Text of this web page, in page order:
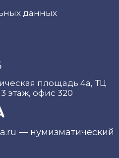
— нумизматический
данных
площадь 4а, ТЦ
этаж, офис 320